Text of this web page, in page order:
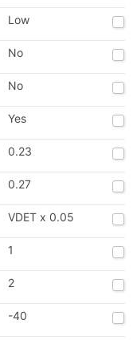
Low
No
No
Yes
0.23
0.27
VDET x 0.05
1
2
-40